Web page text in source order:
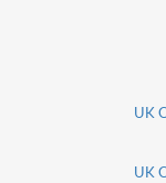
UK
UK